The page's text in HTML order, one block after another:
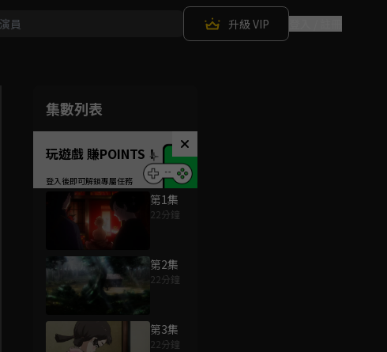
升級 VIP
集數列表
玩遊戲 賺POINTS！
第1集
22分鐘
第2集
22分鐘
第3集
22分鐘